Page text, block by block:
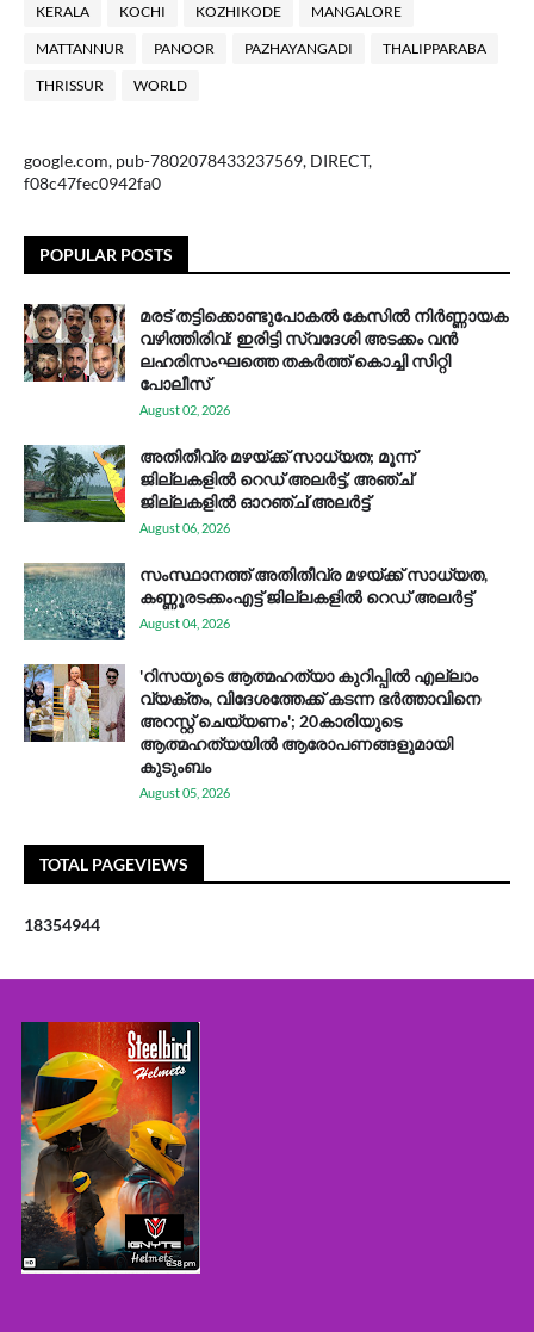
KERALA KOCHI KOZHIKODE MANGALORE
MATTANNUR PANOOR PAZHAYANGADI THALIPPARABA
THRISSUR WORLD
google.com, pub-7802078433237569, DIRECT,
f08c47fec0942fa0
POPULAR POSTS
മരട് തട്ടിക്കൊണ്ടുപോകൽ കേസിൽ നിർണ്ണായക
വഴിത്തിരിവ്: ഇരിട്ടി സ്വദേശി അടക്കം വൻ
ലഹരിസംഘത്തെ തകർത്ത് കൊച്ചി സിറ്റി
പോലീസ്
August 02, 2026
അതിതീവ്ര മഴയ്ക്ക് സാധ്യത; മൂന്ന്
ജില്ലകളിൽ റെഡ് അലർട്ട്, അഞ്ച്
ജില്ലകളിൽ ഓറഞ്ച് അലർട്ട്
August 06, 2026
സം​സ്ഥാ​ന​ത്ത് അ​തി​തീ​വ്ര മ​ഴ​യ്ക്ക് സാ​ധ്യ​ത,
കണ്ണൂരടക്കംഎ​ട്ട് ജി​ല്ല​ക​ളി​ൽ റെ​ഡ് അ​ലർ​ട്ട്
August 04, 2026
'റിസയുടെ ആത്മഹത്യാ കുറിപ്പിൽ എല്ലാം
വ്യക്തം, വിദേശത്തേക്ക് കടന്ന ഭർത്താവിനെ
അറസ്റ്റ് ചെയ്യണം'; 20കാരിയുടെ
ആത്മഹത്യയിൽ ആരോപണങ്ങളുമായി
കുടുംബം
August 05, 2026
TOTAL PAGEVIEWS
18354944